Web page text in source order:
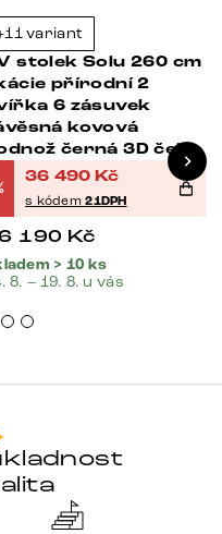
variant
stolek Solu 260 cm
přírodní 2
6 zásuvek
kovová
černá 3D čelo
36 490 Kč
s kódem21DPH
190 Kč
> 10 ks
8. – 19. 8. u vás